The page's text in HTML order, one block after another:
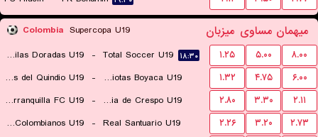
Colombia Supercopa U19 میزبان مساوی میهمان
Aguilas Doradas U19 - Total Soccer U19 ۱۸:۳۰ ۱.۲۵ ۵.۰۰
۸.۰۰
Tigres del Quindio U19
- Patriotas Boyaca U19
۲۰:۳۰
۱.۳۲ ۴.۷۵
۶.۰۰
Barranquilla FC U19
- Academia de Crespo U19
۱۸:۳۰
۲.۸۰ ۳.۳۰
۲.۱۱
Sellos Colombianos U19
- Real Santuario U19 ۲.۲۶ ۳.۲۰
۲.۷۳